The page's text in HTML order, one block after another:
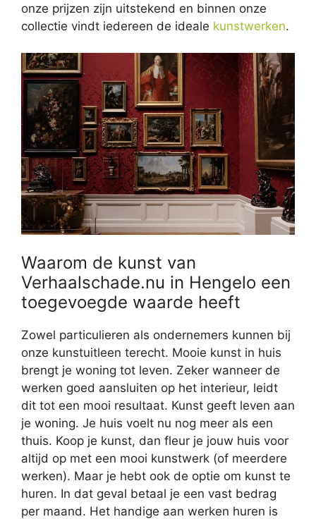
onze prijzen zijn uitstekend en binnen onze
collectie vindt iedereen de ideale kunstwerken.
Waarom de kunst van
Verhaalschade.nu in Hengelo een
toegevoegde waarde heeft
Zowel particulieren als ondernemers kunnen bij
onze kunstuitleen terecht. Mooie kunst in huis
brengt je woning tot leven. Zeker wanneer de
werken goed aansluiten op het interieur, leidt
dit tot een mooi resultaat. Kunst geeft leven aan
je woning. Je huis voelt nu nog meer als een
thuis. Koop je kunst, dan fleur je jouw huis voor
altijd op met een mooi kunstwerk (of meerdere
werken). Maar je hebt ook de optie om kunst te
huren. In dat geval betaal je een vast bedrag
per maand. Het handige aan werken huren is